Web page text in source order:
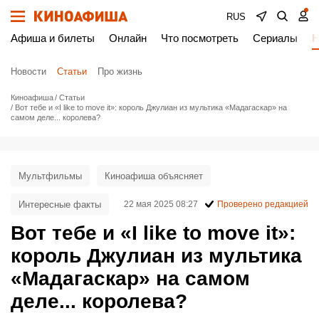
RUS
Афиша и билеты Онлайн Что посмотреть Сериалы
Новости Статьи Про жизнь
Киноафиша
Статьи
Вот тебе и «I like to move it»: король Джулиан из мультика «Мадагаскар» на
самом деле... королева?
Вот тебе и «I like to move it»:
король Джулиан из мультика
«Мадагаскар» на самом
деле... королева?
Мультфильмы Киноафиша объясняет
Интересные факты 22 мая 2025 08:27 Проверено редакцией